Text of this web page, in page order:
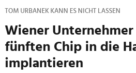
TOM URBANEK KANN ES NICHT LASSEN
Wiener
fünften Chip in die
implantieren